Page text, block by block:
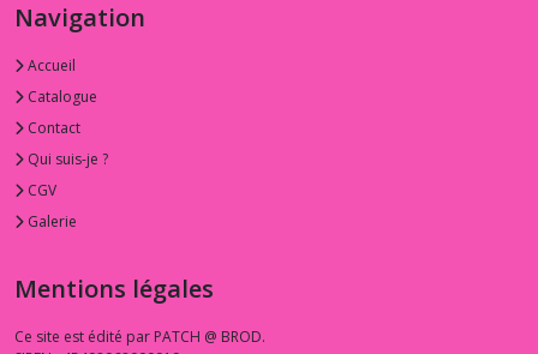
Navigation
Accueil
Catalogue
Contact
Qui suis-je ?
CGV
Galerie
Mentions légales
Ce site est édité par PATCH @ BROD.